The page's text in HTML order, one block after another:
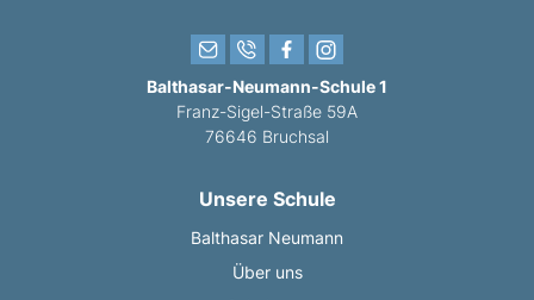
Balthasar-Neumann-Schule 1
Franz-Sigel-Straße 59A
76646 Bruchsal
Unsere Schule
Balthasar Neumann
Über uns